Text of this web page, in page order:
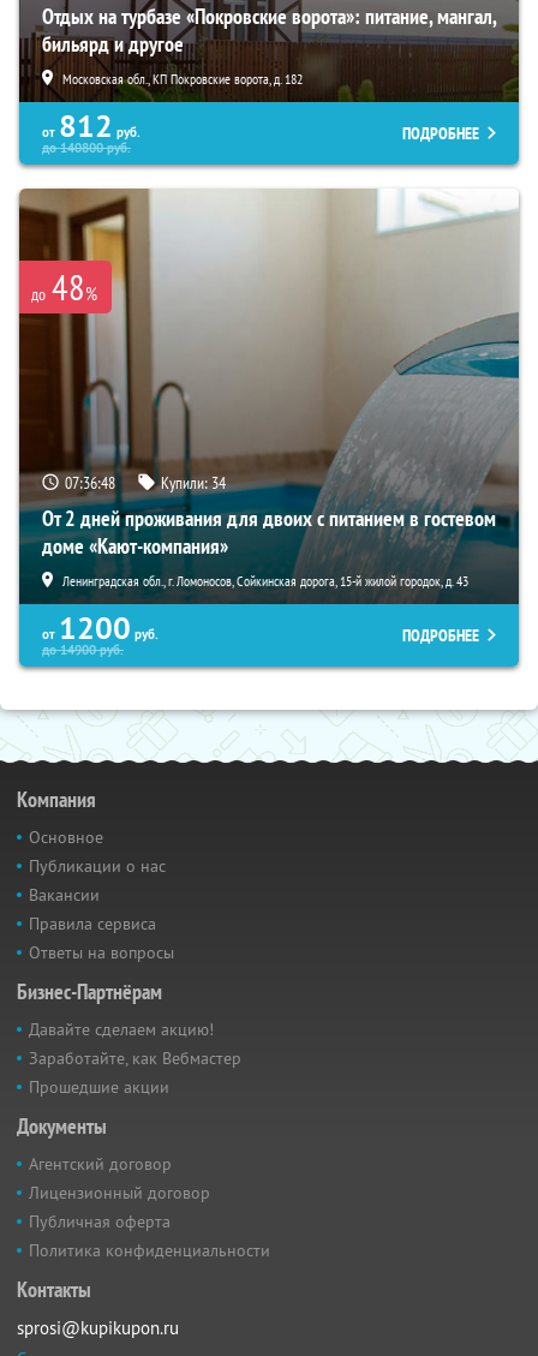
Отдых на турбазе «Покровские ворота»: питание, мангал,
бильярд и другое
Московская обл., КП Покровские ворота, д. 182
от 812 руб.
до140800руб.
ПОДРОБНЕЕ
до 48%
07:36:47 Купили:34
От 2 дней проживания для двоих с питанием в гостевом
доме «Кают-компания»
Ленинградская обл., г. Ломоносов, Сойкинская дорога, 15-й жилой городок, д. 43
от 1200 руб.
до14900руб.
ПОДРОБНЕЕ
Компания
Основное
Публикации о нас
Вакансии
Правила сервиса
Ответы на вопросы
Бизнес-Партнёрам
Давайте сделаем акцию!
Заработайте, как Вебмастер
Прошедшие акции
Документы
Агентский договор
Лицензионный договор
Публичная оферта
Политика конфиденциальности
Контакты
sprosi@kupikupon.ru